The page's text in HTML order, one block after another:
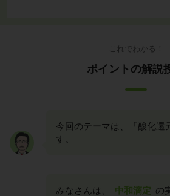
これでわかる！
ポイントの解説
今回のテーマは、「酸化還
す。
みなさんは、 中和滴定 の